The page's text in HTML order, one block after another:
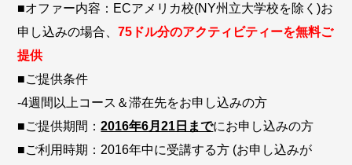
■オファー内容：ECアメリカ校(NY州立大学校を除く)お
申し込みの場合、75ドル分のアクティビティーを無料ご
提供
■ご提供条件
-4週間以上コース＆滞在先をお申し込みの方
■ご提供期間：2016年6月21日までにお申し込みの方
■ご利用時期：2016年中に受講する方 (お申し込みが